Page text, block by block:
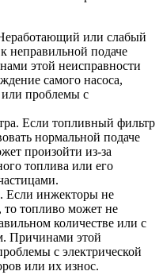
или слабый
неправильной подаче
этой неисправности
самого насоса,
проблемы с
Если топливный фильтр
нормальной подаче
произойти из-за
топлива или его
Если инжекторы не
топливо может не
количестве или с
Причинами этой
с электрической
или их износ.